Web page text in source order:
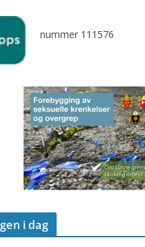
nummer 111576
i dag